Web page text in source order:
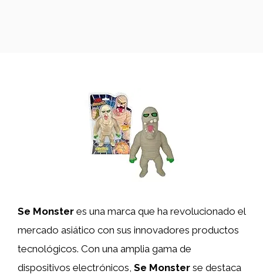
Se Monster es una marca que ha revolucionado el
mercado asiático con sus innovadores productos
tecnológicos. Con una amplia gama de
dispositivos electrónicos, Se Monster se destaca